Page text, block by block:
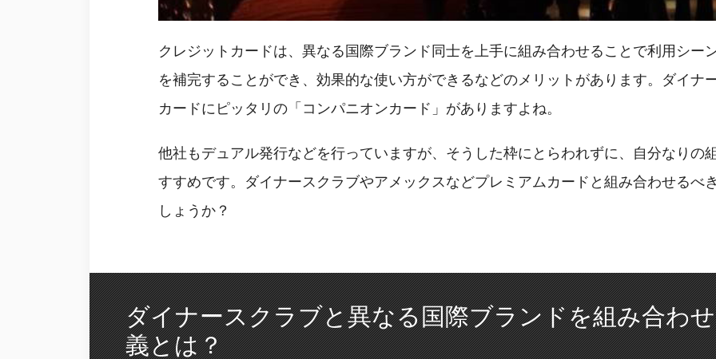
クレジットカードは、異なる国際ブランド同士を上手に組み合わせることで利用シー
を補完することができ、効果的な使い方ができるなどのメリットがあります。ダイナ
カードにピッタリの「コンパニオンカード」がありますよね。
他社もデュアル発行などを行っていますが、そうした枠にとらわれずに、自分なりの
すすめです。ダイナースクラブやアメックスなどプレミアムカードと組み合わせるべ
しょうか？
ダイナースクラブと異なる国際ブランドを組み合わ
義とは？